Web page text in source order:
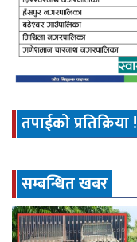
तपाईको प्रतिक्रिया !
सम्बन्धित खबर